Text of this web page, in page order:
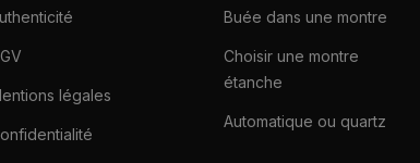
légales
Buée dans une montre
Choisir une montre
étanche
Automatique ou quartz